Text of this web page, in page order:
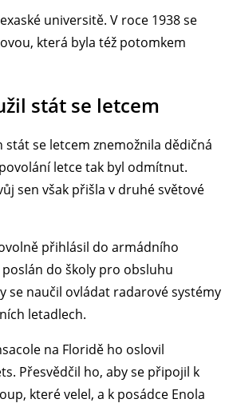
universitě. V roce 1938 se
která byla též potomkem
stát se letcem
stát se letcem znemožnila dědičná
letce tak byl odmítnut.
sen však přišla v druhé světové
přihlásil do armádního
do školy pro obsluhu
se naučil ovládat radarové systémy
letadlech.
na Floridě ho oslovil
Přesvědčil ho, aby se připojil k
které velel, a k posádce Enola